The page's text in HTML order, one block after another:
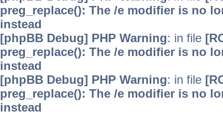
preg_replace(): The /e modifier is no
instead
[phpBB Debug] PHP Warning: in file
preg_replace(): The /e modifier is no
instead
[phpBB Debug] PHP Warning: in file
preg_replace(): The /e modifier is no
instead